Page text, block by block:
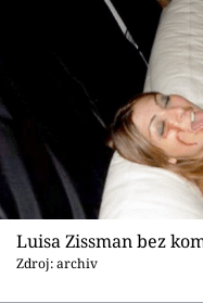
Luisa Zissman bez
Zdroj: archiv